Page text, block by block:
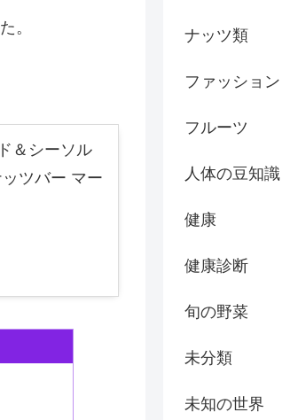
。
＆シーソル
ツバー マー
ナッツ類
ファッション
フルーツ
人体の豆知識
健康
健康診断
旬の野菜
未分類
未知の世界